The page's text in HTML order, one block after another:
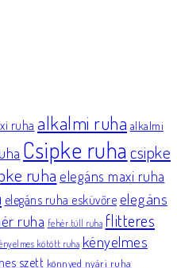
ruha alkalmi ruha alkalmi
Csipke ruhacsipke
ruha elegáns maxi ruha
elegáns ruha esküvőre elegáns
ruha fehér tüll ruha flitteres
kötött ruha kényelmes
szett könnyed nyári ruha